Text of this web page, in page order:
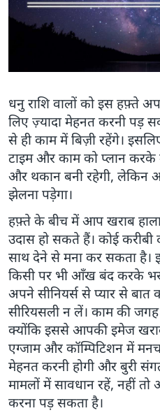
धनु राशि वालों को इस हफ़्ते
लिए ज़्यादा मेहनत करनी
से ही काम में बिज़ी रहेंगे।
टाइम और काम को प्लान
और थकान बनी रहेगी, लेकिन
झेलना पड़ेगा।
हफ़्ते के बीच में आप खराब
उदास हो सकते हैं। कोई
साथ देने से मना कर सकता
किसी पर भी आँख बंद करके
अपने सीनियर्स से प्यार से बात
सीरियसली न लें। काम की
क्योंकि इससे आपकी इमेज
एग्जाम और कॉम्पिटिशन में
मेहनत करनी होगी और बुरी
मामलों में सावधान रहें, नहीं
करना पड़ सकता है।